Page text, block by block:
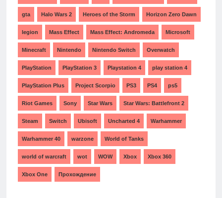
gta Halo Wars 2 Heroes of the Storm Horizon Zero Dawn
legion Mass Effect Mass Effect: Andromeda Microsoft
Minecraft Nintendo Nintendo Switch Overwatch
PlayStation PlayStation 3 Playstation 4 play station 4
PlayStation Plus Project Scorpio PS3 PS4 ps5
Riot Games Sony Star Wars Star Wars: Battlefront 2
Steam Switch Ubisoft Uncharted 4 Warhammer
Warhammer 40 warzone World of Tanks
world of warcraft wot WOW Xbox Xbox 360
Xbox One Прохождение